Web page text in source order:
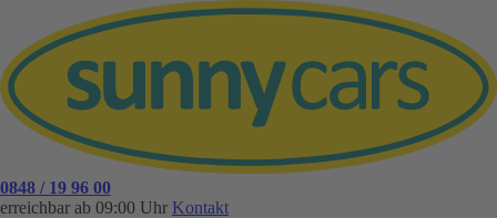
0848 / 19 96 00
erreichbar ab 09:00 Uhr Kontakt